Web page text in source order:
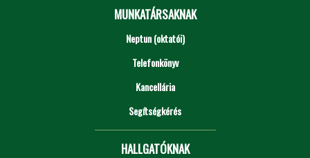
MUNKATÁRSAKNAK
Neptun (oktatói)
Telefonkönyv
Kancellária
Segítségkérés
HALLGATÓKNAK